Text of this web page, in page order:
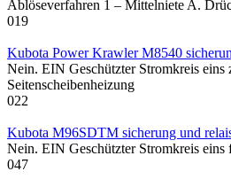
Ablöseverfahren 1 – Mittelniete A.
019
Kubota Power Krawler M8540
Nein. EIN Geschützter Stromkreis eins
Seitenscheibenheizung
022
Kubota M96SDTM sicherung und
Nein. EIN Geschützter Stromkreis
047